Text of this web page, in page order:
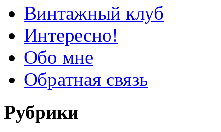
Винтажный клуб
Интересно!
Обо мне
Обратная связь
Рубрики